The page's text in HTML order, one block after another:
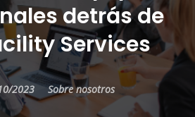
detrás de
Services
2023 Sobre nosotros